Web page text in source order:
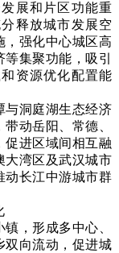
展和片区功能重
释放城市发展空
，强化中心城区高
集聚功能，吸引
资源优化配置能
与洞庭湖生态经济
动岳阳、常德、
促进区域间相互融
大湾区及武汉城市
动长江中游城市群
，形成多中心、
双向流动，促进城